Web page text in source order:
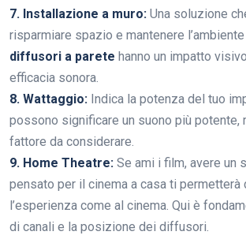
7. Installazione a muro: Una soluzione
risparmiare spazio e mantenere
diffusori a parete hanno un impatto
efficacia sonora.
8. Wattaggio: Indica la potenza del tuo
possono significare un suono più potente,
fattore da considerare.
9. Home Theatre: Se ami i film, avere un
pensato per il cinema a casa ti permetterà
l’esperienza come al cinema. Qui è
di canali e la posizione dei diffusori.